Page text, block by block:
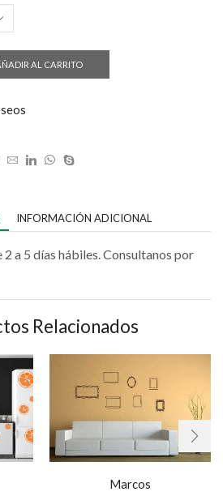
AL CARRITO
INFORMACIÓN ADICIONAL
a 5 días hábiles. Consultanos por
Relacionados
Marcos